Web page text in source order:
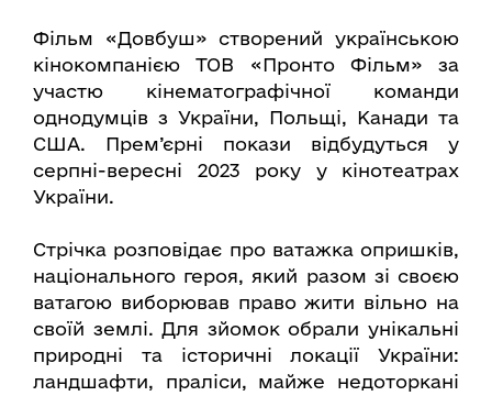
Фільм «Довбуш» створений українською
кінокомпанією ТОВ «Пронто Фільм» за
участю кінематографічної команди
однодумців з України, Польщі, Канади та
США. Прем’єрні покази відбудуться у
серпні-вересні 2023 року у кінотеатрах
України.
Стрічка розповідає про ватажка опришків,
національного героя, який разом зі своєю
ватагою виборював право жити вільно на
своїй землі. Для зйомок обрали унікальні
природні та історичні локації України:
ландшафти, праліси, майже недоторкані